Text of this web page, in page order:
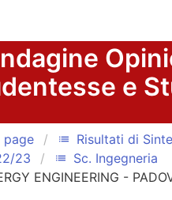
e
page list Risultati di
23 list Sc. Ingegneria
ENGINEERING -